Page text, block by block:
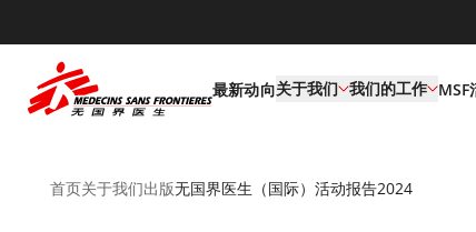
最新动向关于我们 我们的工作 MSF
首页关于我们出版无国界医生（国际）活动报告2024